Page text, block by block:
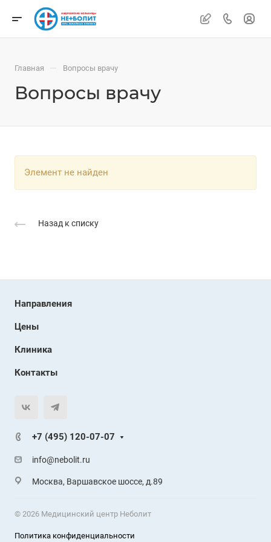
Главная — Вопросы врачу
Вопросы врачу
Элемент не найден
Назад к списку
Направления
Цены
Клиника
Контакты
+7 (495) 120-07-07
info@nebolit.ru
Москва, Варшавское шоссе, д.89
© 2026 Медицинский центр Неболит
Политика конфиденциальности